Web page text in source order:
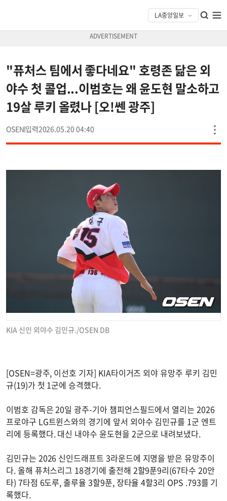
"퓨처스 팀에서 좋다네요" 호령존 닮은 외
야수 첫 콜업...이범호는 왜 윤도현 말소하고
19살 루키 올렸나 [오!쎈 광주]
OSEN 2026.05.20 04:40
KIA 신인 외야수 김민규./OSEN DB
[OSEN=광주, 이선호 기자] KIA타이거즈 외야 유망주 루키 김민
규(19)가 첫 1군에 승격했다.
이범호 감독은 20일 광주-기아 챔피언스필드에서 열리는 2026
프로야구 LG트윈스와의 경기에 앞서 외야수 김민규를 1군 엔트
리에 등록했다. 대신 내야수 윤도현을 2군으로 내려보냈다.
김민규는 2026 신인드래프트 3라운드에 지명을 받은 유망주이
다. 올해 퓨처스리그 18경기에 출전해 2할9푼9리(67타수 20안
타) 7타점 6도루, 출루율 3할9푼, 장타율 4할3리 OPS .793를 기
록했다.